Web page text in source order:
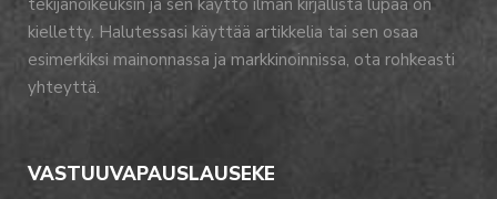
kielletty. Halutessasi käyttää artikkelia tai sen osaa
esimerkiksi mainonnassa ja markkinoinnissa, ota rohkeasti
yhteyttä.
VASTUUVAPAUSLAUSEKE